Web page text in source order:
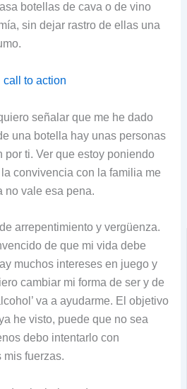
botellas de cava o de vino
sin dejar rastro de ellas una
señalar que me he dado
una botella hay unas personas
por ti. Ver que estoy poniendo
convivencia con la familia me
no vale esa pena.
arrepentimiento y vergüenza.
de que mi vida debe
muchos intereses en juego y
cambiar mi forma de ser y de
va a ayudarme. El objetivo
he visto, puede que no sea
debo intentarlo con
mis fuerzas.